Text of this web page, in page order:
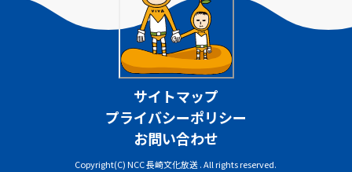
サイトマップ
プライバシーポリシー
お問い合わせ
Copyright(C) NCC 長崎文化放送 . All rights reserved.